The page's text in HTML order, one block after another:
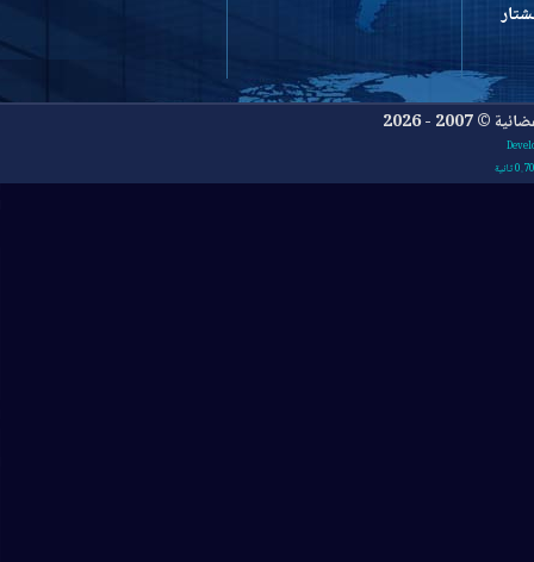
2026